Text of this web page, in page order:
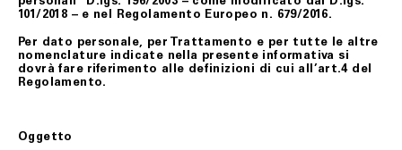
101/2018 – e nel Regolamento Europeo n. 679/2016.
Per dato personale, per Trattamento e per tutte le altre
nomenclature indicate nella presente informativa si
dovrà fare riferimento alle definizioni di cui all’art.4 del
Regolamento.
Oggetto